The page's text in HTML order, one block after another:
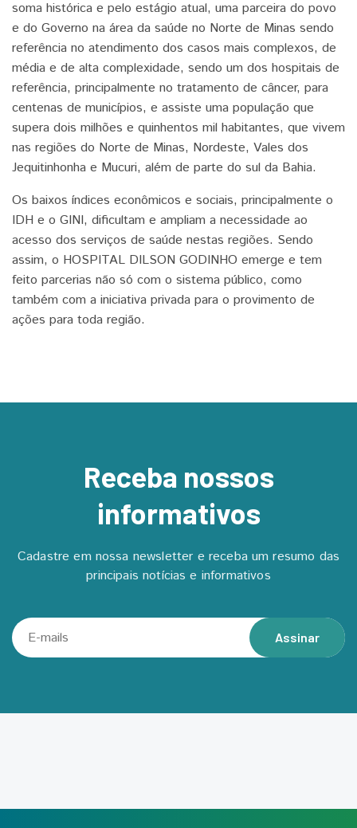
soma histórica e pelo estágio atual, uma parceira do povo
e do Governo na área da saúde no Norte de Minas sendo
referência no atendimento dos casos mais complexos, de
média e de alta complexidade, sendo um dos hospitais de
referência, principalmente no tratamento de câncer, para
centenas de municípios, e assiste uma população que
supera dois milhões e quinhentos mil habitantes, que vivem
nas regiões do Norte de Minas, Nordeste, Vales dos
Jequitinhonha e Mucuri, além de parte do sul da Bahia.
Os baixos índices econômicos e sociais, principalmente o
IDH e o GINI, dificultam e ampliam a necessidade ao
acesso dos serviços de saúde nestas regiões. Sendo
assim, o HOSPITAL DILSON GODINHO emerge e tem
feito parcerias não só com o sistema público, como
também com a iniciativa privada para o provimento de
ações para toda região.
Receba nossos
informativos
Cadastre em nossa newsletter e receba um resumo das
principais notícias e informativos
Assinar